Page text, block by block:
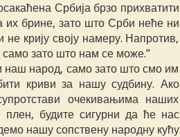
Србија брзо прихватити
брине, зато што Срби неће ни
крију своју намеру. Напротив,
зато што нам се може.”
наш народ, само зато што смо им
криви за нашу судбину. Ако
очекивањима наших
будите сигурни да ће нас
нашу сопствену народну кућу